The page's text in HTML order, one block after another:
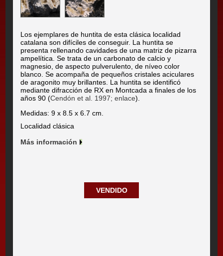
Los ejemplares de huntita de esta clásica localidad
catalana son difíciles de conseguir. La huntita se
presenta rellenando cavidades de una matriz de pizarra
ampelítica. Se trata de un carbonato de calcio y
magnesio, de aspecto pulverulento, de níveo color
blanco. Se acompaña de pequeños cristales aciculares
de aragonito muy brillantes. La huntita se identificó
mediante difracción de RX en Montcada a finales de los
años 90 (Cendón et al. 1997; enlace).
Medidas: 9 x 8.5 x 6.7 cm.
Localidad clásica
Más información
VENDIDO